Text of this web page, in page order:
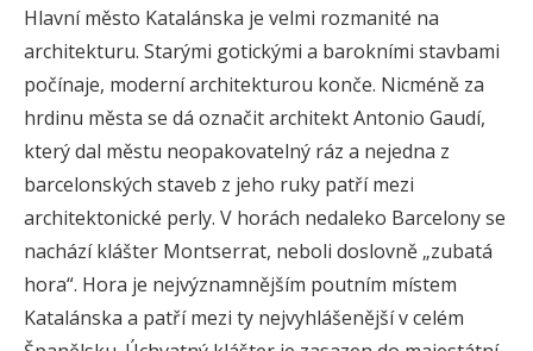
Hlavní město Katalánska je velmi rozmanité na
architekturu. Starými gotickými a barokními stavbami
počínaje, moderní architekturou konče. Nicméně za
hrdinu města se dá označit architekt Antonio Gaudí,
který dal městu neopakovatelný ráz a nejedna z
barcelonských staveb z jeho ruky patří mezi
architektonické perly. V horách nedaleko Barcelony se
nachází klášter Montserrat, neboli doslovně „zubatá
hora“. Hora je nejvýznamnějším poutním místem
Katalánska a patří mezi ty nejvyhlášenější v celém